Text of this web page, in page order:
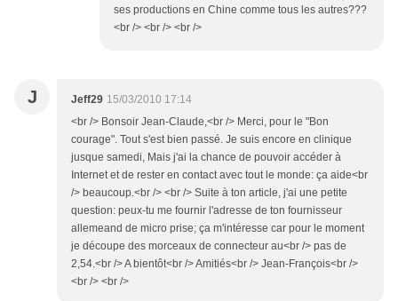
ses productions en Chine comme tous les autres???
<br /> <br /> <br />
J Jeff29 15/03/2010 17:14
<br /> Bonsoir Jean-Claude,<br /> Merci, pour le "Bon
courage". Tout s'est bien passé. Je suis encore en clinique
jusque samedi, Mais j'ai la chance de pouvoir accéder à
Internet et de rester en contact avec tout le monde: ça aide<br
/> beaucoup.<br /> <br /> Suite à ton article, j'ai une petite
question: peux-tu me fournir l'adresse de ton fournisseur
allemeand de micro prise; ça m'intéresse car pour le moment
je découpe des morceaux de connecteur au<br /> pas de
2,54.<br /> A bientôt<br /> Amitiés<br /> Jean-François<br />
<br /> <br />